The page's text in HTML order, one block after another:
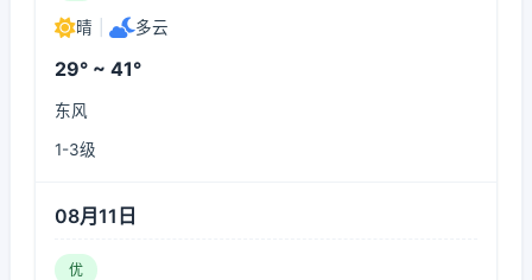
晴 多云
29° ~ 41°
东风
1-3级
08月11日
优